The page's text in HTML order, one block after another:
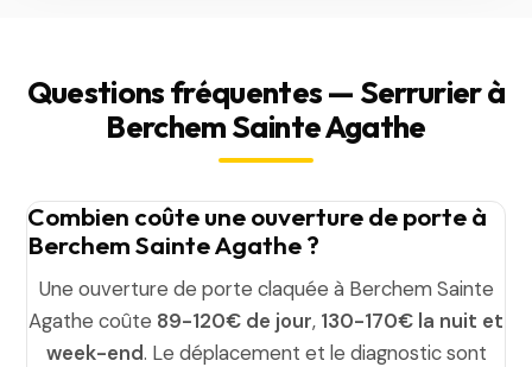
Questions fréquentes — Serrurier à
Berchem Sainte Agathe
Combien coûte une ouverture de porte à
Berchem Sainte Agathe ?
Une ouverture de porte claquée à Berchem Sainte
Agathe coûte 89-120€ de jour, 130-170€ la nuit et
week-end. Le déplacement et le diagnostic sont